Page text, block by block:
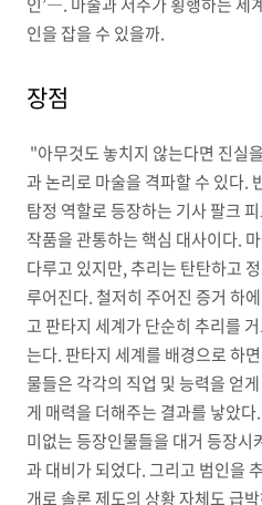
인을 잡을 수 있을까.
장점
"아무것도 놓치지 않는다면 진실
과 논리로 마술을 격파할 수 있다.
탐정 역할로 등장하는 기사 팔크
작품을 관통하는 핵심 대사이다.
다루고 있지만, 추리는 탄탄하고
루어진다. 철저히 주어진 증거 하
고 판타지 세계가 단순히 추리를
는다. 판타지 세계를 배경으로 하
물들은 각각의 직업 및 능력을 얻
게 매력을 더해주는 결과를 낳았
미없는 등장인물들을 대거 등장시
과 대비가 되었다. 그리고 범인을
개로 솔론 제도의 상황 자체도 급